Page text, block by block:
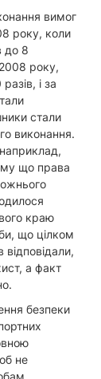
вимог
року, коли
до 8
року,
і за
стали
виконання.
що права
краю
що цілком
відповідали,
а факт
безпеки
не